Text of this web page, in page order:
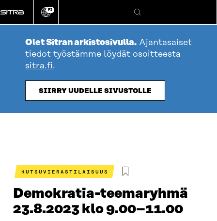
suoraan
sisältöön
Vaihda
kieli
FI
Hae
Olet Sitran arkistosivulla. Ajantasaiset
tiedot työstämme löydät osoitteesta
sitra.fi.
SIIRRY UUDELLE SIVUSTOLLE
KUTSUVIERASTILAISUUS
Demokratia-teemaryhmä
23.8.2023 klo 9.00–11.00